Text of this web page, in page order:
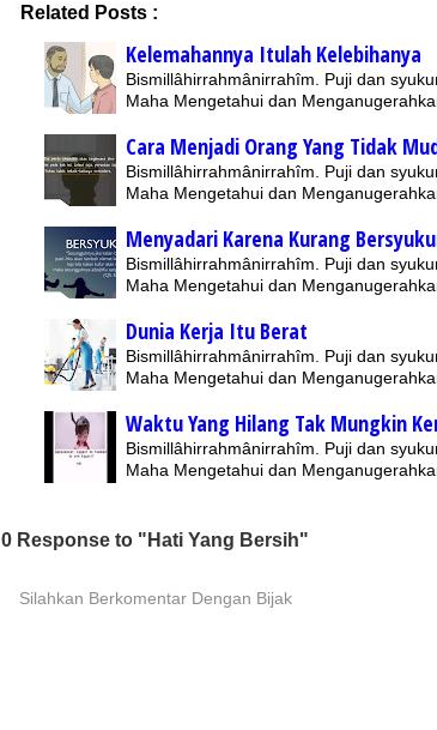
Related Posts :
Kelemahannya Itulah Kelebihanya
Bismillâhirrahmânirrahîm. Puji dan
Maha Mengetahui dan
Cara Menjadi Orang Yang Tidak
Bismillâhirrahmânirrahîm. Puji dan
Maha Mengetahui dan
Menyadari Karena Kurang
Bismillâhirrahmânirrahîm. Puji dan
Maha Mengetahui dan
Dunia Kerja Itu Berat
Bismillâhirrahmânirrahîm. Puji dan
Maha Mengetahui dan
Waktu Yang Hilang Tak Mungkin
Bismillâhirrahmânirrahîm. Puji dan
Maha Mengetahui dan
0 Response to "Hati Yang Bersih"
Silahkan Berkomentar Dengan Bijak